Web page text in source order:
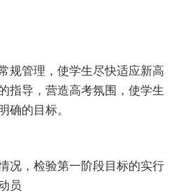
规管理，使学生尽快适应新高
指导，营造高考氛围，使学生
确的目标。
况，检验第一阶段目标的实行
员